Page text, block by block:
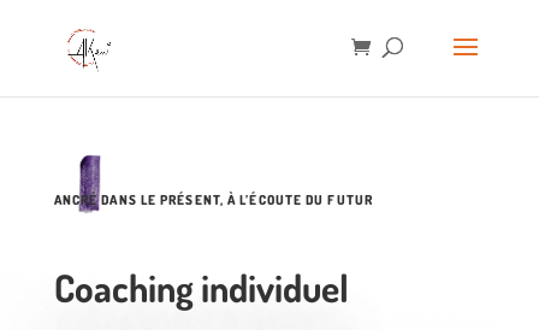
ANCRÉ DANS LE PRÉSENT, À L’ÉCOUTE DU FUTUR
Coaching individuel